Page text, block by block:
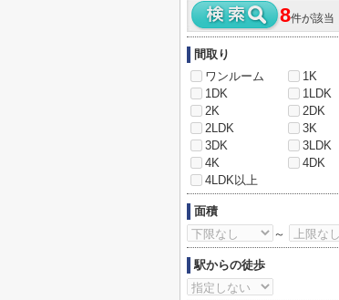
8件が該当
間取り
ワンルーム
1K
1DK
1LDK
2K
2DK
2LDK
3K
3DK
3LDK
4K
4DK
4LDK以上
面積
～
駅からの徒歩